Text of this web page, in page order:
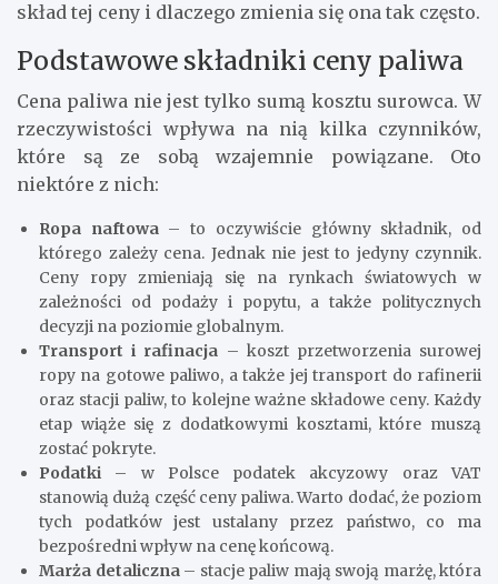
skład tej ceny i dlaczego zmienia się ona tak często.
Podstawowe składniki ceny paliwa
Cena paliwa nie jest tylko sumą kosztu surowca. W
rzeczywistości wpływa na nią kilka czynników,
które są ze sobą wzajemnie powiązane. Oto
niektóre z nich:
Ropa naftowa– to oczywiście główny składnik, od
którego zależy cena. Jednak nie jest to jedyny czynnik.
Ceny ropy zmieniają się na rynkach światowych w
zależności od podaży i popytu, a także politycznych
decyzji na poziomie globalnym.
Transport i rafinacja – koszt przetworzenia surowej
ropy na gotowe paliwo, a także jej transport do rafinerii
oraz stacji paliw, to kolejne ważne składowe ceny. Każdy
etap wiąże się z dodatkowymi kosztami, które muszą
zostać pokryte.
Podatki – w Polsce podatek akcyzowy oraz VAT
stanowią dużą część ceny paliwa. Warto dodać, że poziom
tych podatków jest ustalany przez państwo, co ma
bezpośredni wpływ na cenę końcową.
Marża detaliczna– stacje paliw mają swoją marżę, która